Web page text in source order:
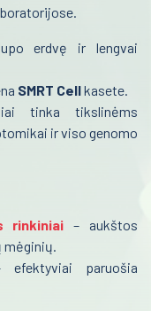
erdvę ir lengvai
SMRT Cellkasete.
tinka tikslinėms
ir viso genomo
rinkiniai – aukštos
mėginių.
efektyviai paruošia